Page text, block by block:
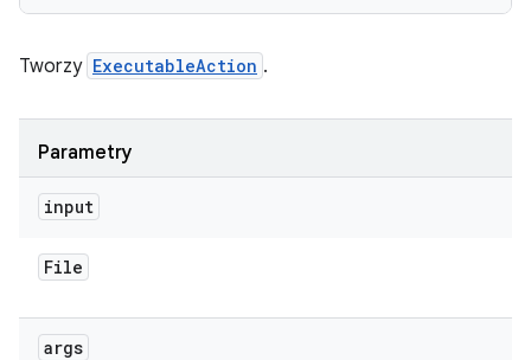
Tworzy ExecutableAction .
Parametry
input
File
args